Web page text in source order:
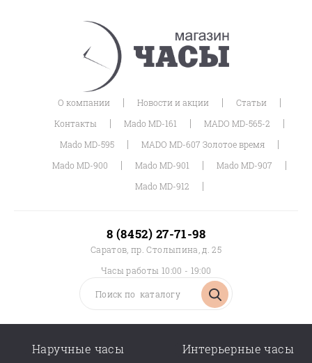
О компании | Новости и акции | Статьи |
Контакты | Mado MD-161 | MADO MD-565-2 |
Mado MD-595 | MADO MD-607 Золотое время |
Mado MD-900 | Mado MD-901 | Mado MD-907 |
Mado MD-912 |
8 (8452) 27-71-98
Саратов, пр. Столыпина, д. 25
Часы работы 10:00 - 19:00
Наручные часы
Интерьерные часы